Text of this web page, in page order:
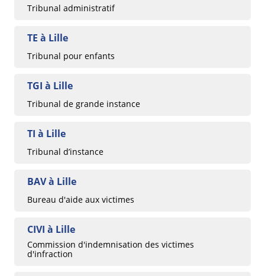
Tribunal administratif
TE à Lille
Tribunal pour enfants
TGI à Lille
Tribunal de grande instance
TI à Lille
Tribunal d’instance
BAV à Lille
Bureau d'aide aux victimes
CIVI à Lille
Commission d'indemnisation des victimes
d'infraction